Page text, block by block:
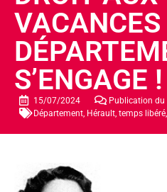
VACANCES
S’ENGAGE !
15/07/2024 Publication du
Département, Hérault, temps libéré,